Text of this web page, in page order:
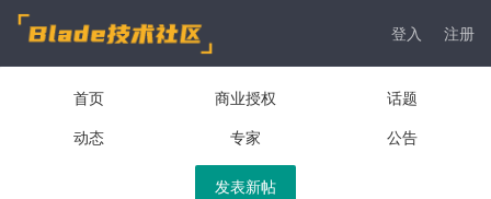
登入 注册
首页 商业授权
话题
动态
专家 公告
发表新帖